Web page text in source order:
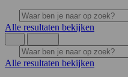
Alle resultaten bekijken
Alle resultaten bekijken